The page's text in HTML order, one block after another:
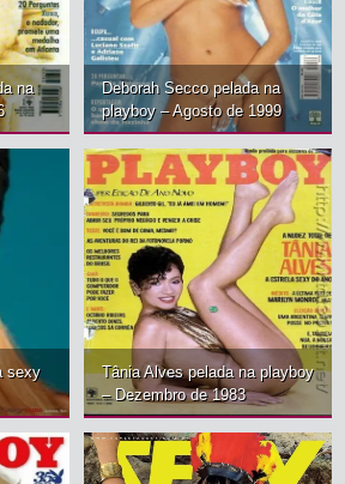
na
Deborah Secco pelada na
playboy – Agosto de 1999
sexy
Tânia Alves pelada na playboy
– Dezembro de 1983